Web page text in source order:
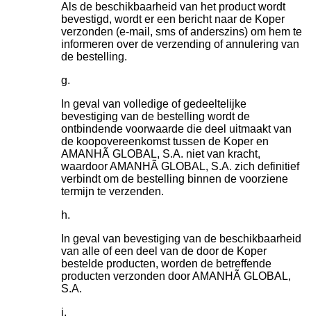
Als de beschikbaarheid van het product wordt
bevestigd, wordt er een bericht naar de Koper
verzonden (e-mail, sms of anderszins) om hem te
informeren over de verzending of annulering van
de bestelling.
In geval van volledige of gedeeltelijke
bevestiging van de bestelling wordt de
ontbindende voorwaarde die deel uitmaakt van
de koopovereenkomst tussen de Koper en
AMANHÃ GLOBAL, S.A. niet van kracht,
waardoor AMANHÃ GLOBAL, S.A. zich definitief
verbindt om de bestelling binnen de voorziene
termijn te verzenden.
In geval van bevestiging van de beschikbaarheid
van alle of een deel van de door de Koper
bestelde producten, worden de betreffende
producten verzonden door AMANHÃ GLOBAL,
S.A.